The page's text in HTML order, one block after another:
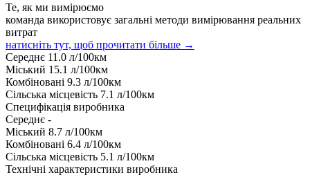
Те, як ми вимірюємо
команда використовує загальні методи вимірювання реальних
витрат
натисніть тут, щоб прочитати більше →
Середнє 11.0 л/100км
Міський 15.1 л/100км
Комбіновані 9.3 л/100км
Сільська місцевість 7.1 л/100км
Специфікація виробника
Середнє -
Міський 8.7 л/100км
Комбіновані 6.4 л/100км
Сільська місцевість 5.1 л/100км
Технічні характеристики виробника